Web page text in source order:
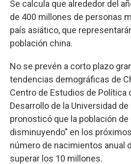
Se calcula que alrededor del
de 400 millones de personas
país asiático, que
población china.
No se prevén a corto plazo
tendencias demográficas de
Centro de Estudios de Política
Desarrollo de la Universidad
pronosticó que la población de
disminuyendo" en los
número de nacimientos anual
superar los 10 millones.